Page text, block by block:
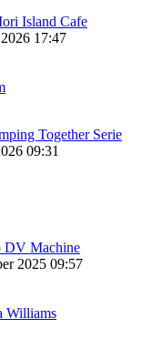
Island Cafe
17:47
Together Serie
09:31
DV Machine
2025 09:57
Williams